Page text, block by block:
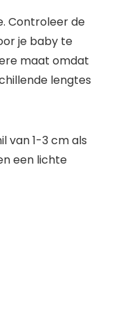
Controleer de
je baby te
maat omdat
lengtes
van 1-3 cm als
een lichte